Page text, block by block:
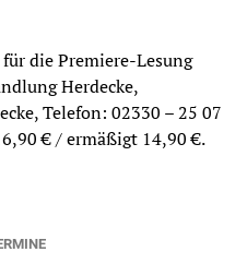
die Premiere-Lesung
Herdecke,
Telefon: 02330 – 25 07
€ / ermäßigt 14,90 €.